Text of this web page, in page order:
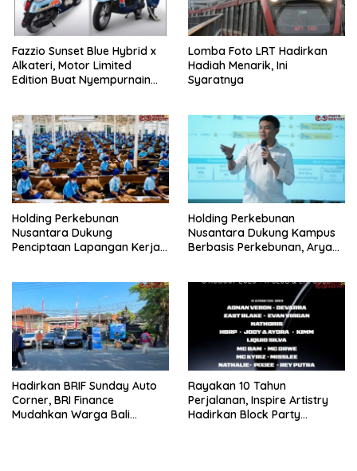
Fazzio Sunset Blue Hybrid x
Alkateri, Motor Limited
Edition Buat Nyempurnain
Lomba Foto LRT Hadirkan
Hadiah Menarik, Ini
Syaratnya
Holding Perkebunan
Nusantara Dukung
Penciptaan Lapangan Kerja,
Holding Perkebunan
Nusantara Dukung Kampus
Berbasis Perkebunan, Arya
Pertama Magister ITSI
Hadirkan BRIF Sunday Auto
Corner, BRI Finance
Mudahkan Warga Bali
Rayakan 10 Tahun
Perjalanan, Inspire Artistry
Hadirkan Block Party